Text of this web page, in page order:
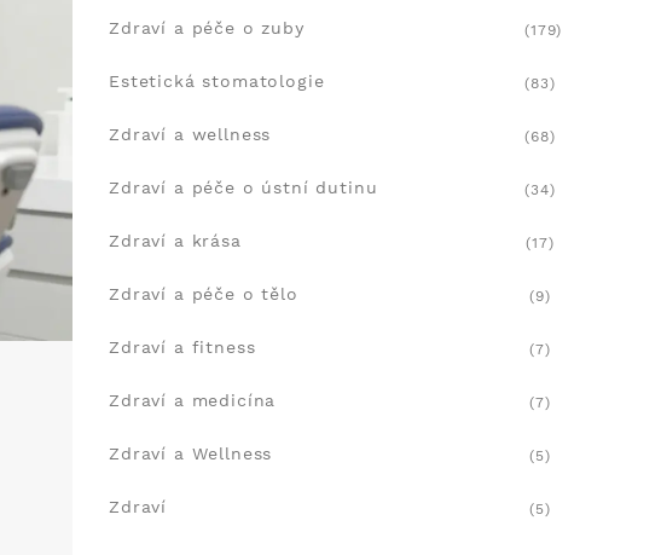
Zdraví a péče o zuby (179)
Estetická stomatologie (83)
Zdraví a wellness (68)
Zdraví a péče o ústní dutinu (34)
Zdraví a krása (17)
Zdraví a péče o tělo (9)
Zdraví a fitness (7)
Zdraví a medicína (7)
Zdraví a Wellness (5)
Zdraví (5)